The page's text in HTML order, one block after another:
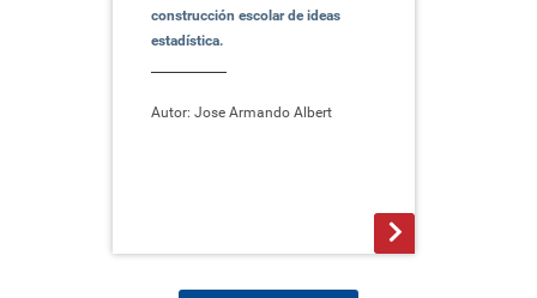
construcción escolar de ideas
estadística.
Autor: Jose Armando Albert